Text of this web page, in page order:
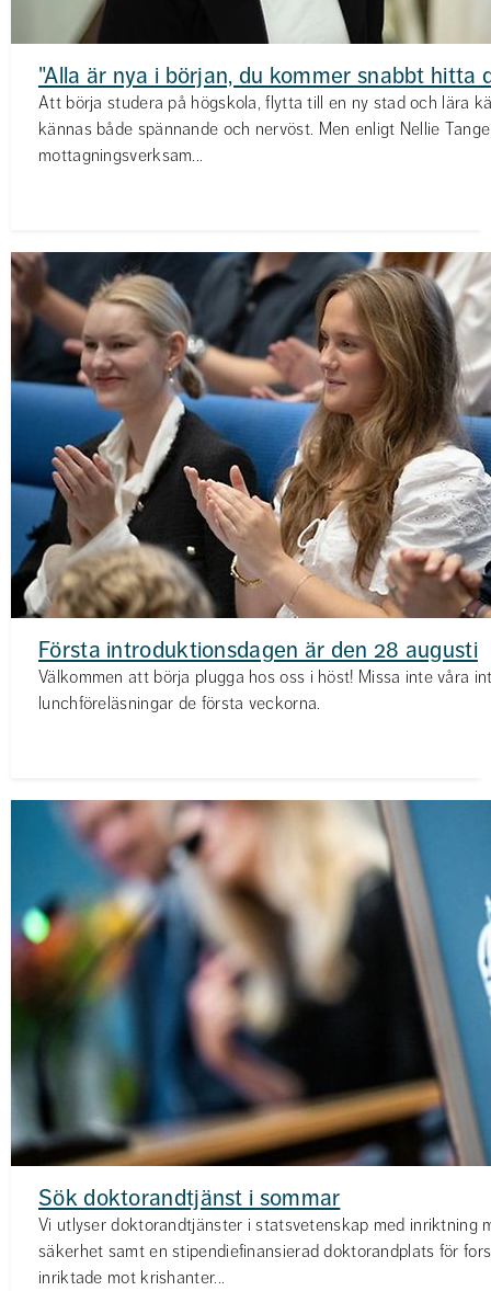
"Alla är nya i början, du kommer snabbt hitta
Att börja studera på högskola, flytta till en ny stad och lära
kännas både spännande och nervöst. Men enligt Nellie
mottagningsverksam...
Första introduktionsdagen är den 28 augusti
Välkommen att börja plugga hos oss i höst! Missa inte våra
lunchföreläsningar de första veckorna.
Sök doktorandtjänst i sommar
Vi utlyser doktorandtjänster i statsvetenskap med inriktning
säkerhet samt en stipendiefinansierad doktorandplats för
inriktade mot krishanter...